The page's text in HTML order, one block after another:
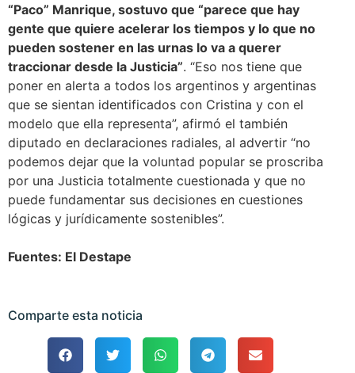
“Paco” Manrique, sostuvo que “parece que hay
gente que quiere acelerar los tiempos y lo que no
pueden sostener en las urnas lo va a querer
traccionar desde la Justicia”. “Eso nos tiene que
poner en alerta a todos los argentinos y argentinas
que se sientan identificados con Cristina y con el
modelo que ella representa”, afirmó el también
diputado en declaraciones radiales, al advertir “no
podemos dejar que la voluntad popular se proscriba
por una Justicia totalmente cuestionada y que no
puede fundamentar sus decisiones en cuestiones
lógicas y jurídicamente sostenibles”.
Fuentes: El Destape
Comparte esta noticia